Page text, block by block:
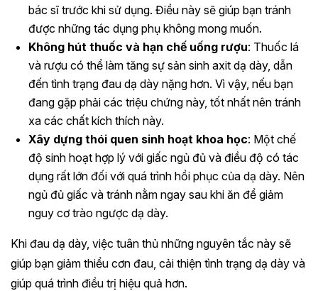
bác sĩ trước khi sử dụng. Điều này sẽ giúp bạn tránh
được những tác dụng phụ không mong muốn.
Không hút thuốc và hạn chế uống rượu: Thuốc lá
và rượu có thể làm tăng sự sản sinh axit dạ dày, dẫn
đến tình trạng đau dạ dày nặng hơn. Vì vậy, nếu bạn
đang gặp phải các triệu chứng này, tốt nhất nên tránh
xa các chất kích thích này.
Xây dựng thói quen sinh hoạt khoa học: Một chế
độ sinh hoạt hợp lý với giấc ngủ đủ và điều độ có tác
dụng rất lớn đối với quá trình hồi phục của dạ dày. Nên
ngủ đủ giấc và tránh nằm ngay sau khi ăn để giảm
nguy cơ trào ngược dạ dày.
Khi đau dạ dày, việc tuân thủ những nguyên tắc này sẽ
giúp bạn giảm thiểu cơn đau, cải thiện tình trạng dạ dày và
giúp quá trình điều trị hiệu quả hơn.